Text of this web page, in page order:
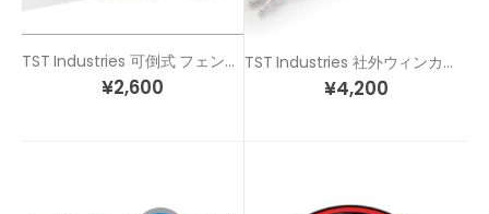
TST Industries 可倒式 フェンダーレス エクステンション キット
¥2,600
TST Industries 社外ウィンカーに ウィンカーポジションを追加 ランニングメイト
¥4,200